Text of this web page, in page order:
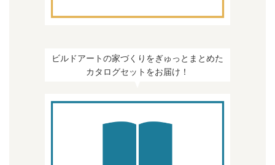
ビルドアートの家づくりをぎゅっとまとめた
カタログセットをお届け！